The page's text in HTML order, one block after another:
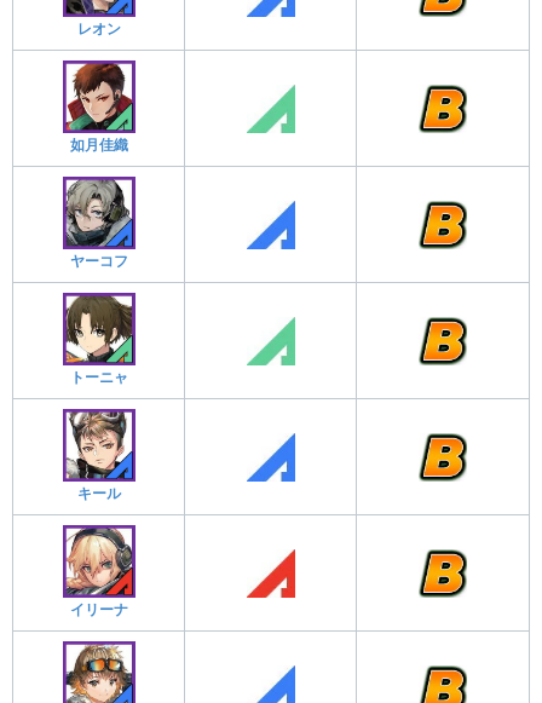
レオン
如月佳織
ヤーコフ
トーニャ
キール
イリーナ